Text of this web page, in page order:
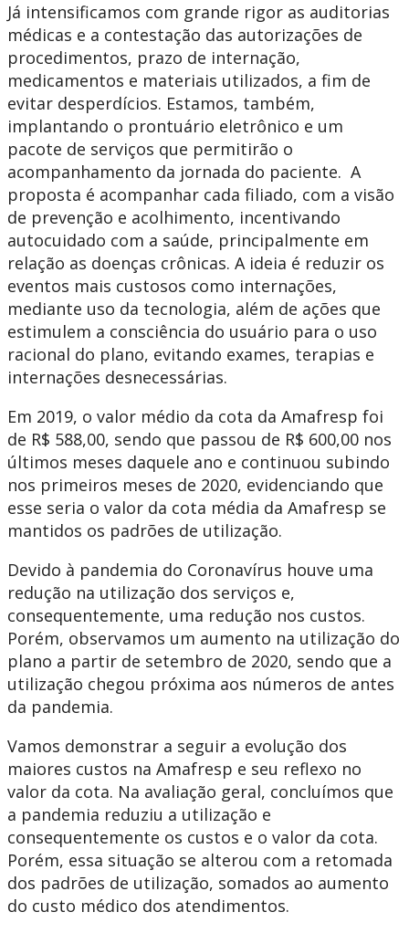
Já intensificamos com grande rigor as auditorias
médicas e a contestação das autorizações de
procedimentos, prazo de internação,
medicamentos e materiais utilizados, a fim de
evitar desperdícios. Estamos, também,
implantando o prontuário eletrônico e um
pacote de serviços que permitirão o
acompanhamento da jornada do paciente. A
proposta é acompanhar cada filiado, com a visão
de prevenção e acolhimento, incentivando
autocuidado com a saúde, principalmente em
relação as doenças crônicas. A ideia é reduzir os
eventos mais custosos como internações,
mediante uso da tecnologia, além de ações que
estimulem a consciência do usuário para o uso
racional do plano, evitando exames, terapias e
internações desnecessárias.
Em 2019, o valor médio da cota da Amafresp foi
de R$ 588,00, sendo que passou de R$ 600,00 nos
últimos meses daquele ano e continuou subindo
nos primeiros meses de 2020, evidenciando que
esse seria o valor da cota média da Amafresp se
mantidos os padrões de utilização.
Devido à pandemia do Coronavírus houve uma
redução na utilização dos serviços e,
consequentemente, uma redução nos custos.
Porém, observamos um aumento na utilização do
plano a partir de setembro de 2020, sendo que a
utilização chegou próxima aos números de antes
da pandemia.
Vamos demonstrar a seguir a evolução dos
maiores custos na Amafresp e seu reflexo no
valor da cota. Na avaliação geral, concluímos que
a pandemia reduziu a utilização e
consequentemente os custos e o valor da cota.
Porém, essa situação se alterou com a retomada
dos padrões de utilização, somados ao aumento
do custo médico dos atendimentos.